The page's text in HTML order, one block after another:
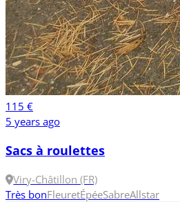
115 €
5 years ago
Sacs à roulettes
Viry-Châtillon (FR)
Très bonFleuretÉpéeSabreAllstar